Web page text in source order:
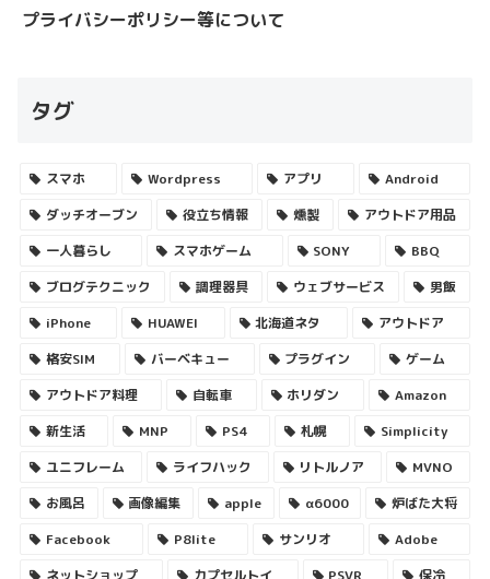
プライバシーポリシー等について
タグ
スマホ Wordpress アプリ
Android
ダッチオーブン
役立ち情報 燻製
アウトドア用品
一人暮らし
スマホゲーム SONY
BBQ
ブログテクニック
調理器具 ウェブサービス
男飯
iPhone
HUAWEI 北海道ネタ
アウトドア
格安SIM
バーベキュー プラグイン
ゲーム
アウトドア料理
自転車 ホリダン
Amazon
新生活
MNP PS4 札幌
Simplicity
ユニフレーム
ライフハック リトルノア
MVNO
お風呂
画像編集 apple α6000
炉ばた大将
Facebook
P8lite サンリオ
Adobe
ネットショップ
カプセルトイ PSVR 保冷